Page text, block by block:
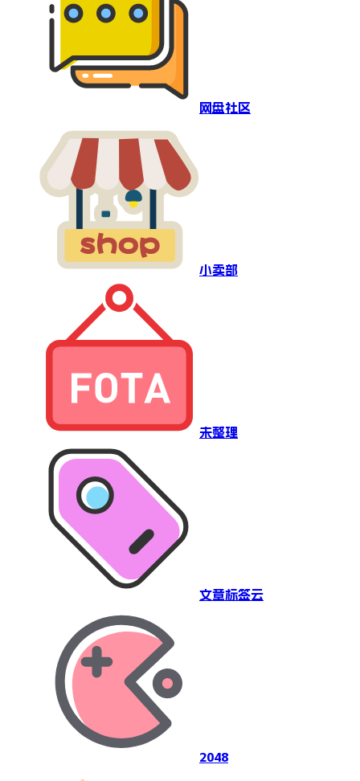
网盘社区
小卖部
未整理
文章标签云
2048